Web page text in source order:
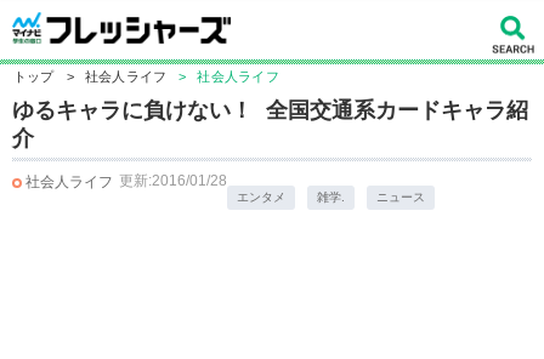
トップ > 社会人ライフ > 社会人ライフ
ゆるキャラに負けない！ 全国交通系カードキャラ紹
介
社会人ライフ 更新:2016/01/28
エンタメ 雑学. ニュース